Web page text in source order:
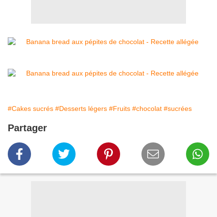
#Cakes sucrés #Desserts légers #Fruits #chocolat #sucrées
Partager